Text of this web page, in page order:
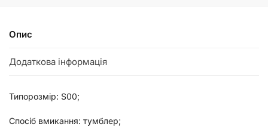
Опис
Додаткова інформація
Типорозмір: S00;
Спосіб вмикання: тумблер;